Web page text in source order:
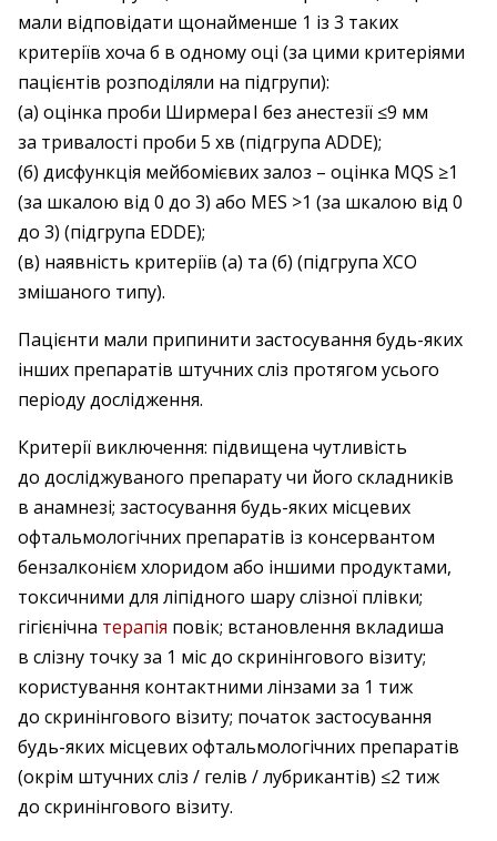
мали відповідати щонайменше 1 із 3 таких
критеріїв хоча б в одному оці (за цими критеріями
пацієнтів розподіляли на підгрупи):
(а) оцінка проби Ширмера І без анестезії ≤9 мм
за тривалості проби 5 хв (підгрупа ADDE);
(б) дисфункція мейбомієвих залоз – оцінка MQS ≥1
(за шкалою від 0 до 3) або MES >1 (за шкалою від 0
до 3) (підгрупа EDDE);
(в) наявність критеріїв (а) та (б) (підгрупа ХСО
змішаного типу).
Пацієнти мали припинити застосування будь-яких
інших препаратів штучних сліз протягом усього
періоду дослідження.
Критерії виключення: підвищена чутливість
до досліджуваного препарату чи його складників
в анамнезі; застосування будь-яких місцевих
офтальмологічних препаратів із консервантом
бензалконієм хлоридом або іншими продуктами,
токсичними для ліпідного шару слізної плівки;
гігієнічна терапія повік; встановлення вкладиша
в слізну точку за 1 міс до скринінгового візиту;
користування контактними лінзами за 1 тиж
до скринінгового візиту; початок застосування
будь-яких місцевих офтальмологічних препаратів
(окрім штучних сліз / гелів / лубрикантів) ≤2 тиж
до скринінгового візиту.